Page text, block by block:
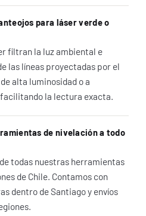
para láser verde o
filtran la luz ambiental e
las líneas proyectadas por el
alta luminosidad o a
la lectura exacta.
de nivelación a todo
todas nuestras herramientas
de Chile. Contamos con
dentro de Santiago y envíos